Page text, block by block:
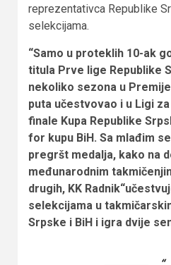
reprezentativca Republike
selekcijama.
“Samo u proteklih 10-ak
titula Prve lige Republike
nekoliko sezona u
puta učestvovao i u Ligi
finale Kupa Republike
for kupu BiH. Sa mlađim
pregršt medalja, kako na
međunarodnim
drugih, KK
selekcijama u
Srpske i BiH i igra dvije